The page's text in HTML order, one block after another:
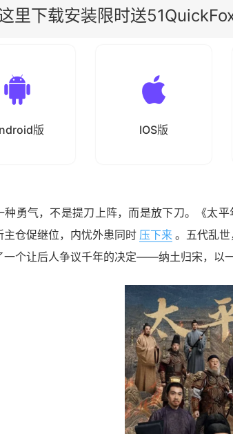
里下载安装限时送51QuickFox
版 IOS版
种勇气，不是提刀上阵，而是放下刀。《太
主仓促继位，内忧外患同时 压下来 。五代乱
一个让后人争议千年的决定——纳土归宋，以一